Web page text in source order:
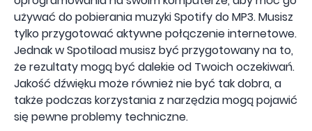
używać do pobierania muzyki Spotify do MP3. Musisz
tylko przygotować aktywne połączenie internetowe.
Jednak w Spotiload musisz być przygotowany na to,
że rezultaty mogą być dalekie od Twoich oczekiwań.
Jakość dźwięku może również nie być tak dobra, a
także podczas korzystania z narzędzia mogą pojawić
się pewne problemy techniczne.